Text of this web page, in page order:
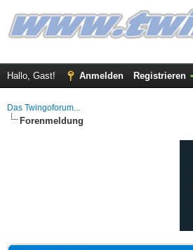
Hallo, Gast! Anmelden Registrieren
Das Twingoforum...
Forenmeldung